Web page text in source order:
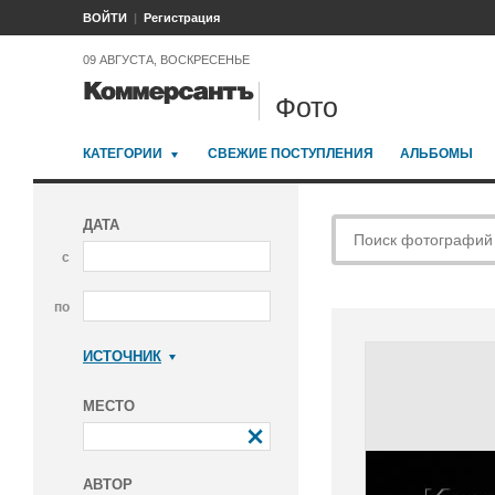
ВОЙТИ Регистрация
09 АВГУСТА, ВОСКРЕСЕНЬЕ
Фото
КАТЕГОРИИ СВЕЖИЕ ПОСТУПЛЕНИЯ АЛЬБОМЫ
ДАТА
с
по
ИСТОЧНИК
МЕСТО
АВТОР